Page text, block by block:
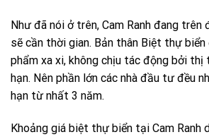
Như đã nói ở trên, Cam Ranh đang trên
sẽ cần thời gian. Bản thân Biệt thự
phẩm xa xi, không chịu tác động bởi
hạn. Nên phần lớn các nhà đầu tư đều
hạn từ nhất 3 năm.
Khoảng giá biệt thự biển tại Cam Ranh